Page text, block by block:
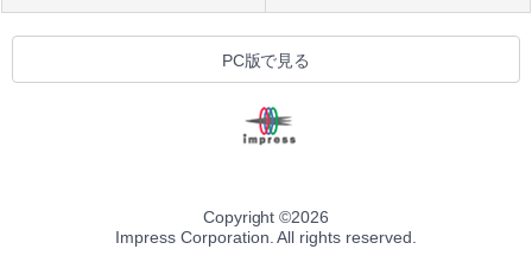
PC版で見る
Copyright ©2026
Impress Corporation. All rights reserved.